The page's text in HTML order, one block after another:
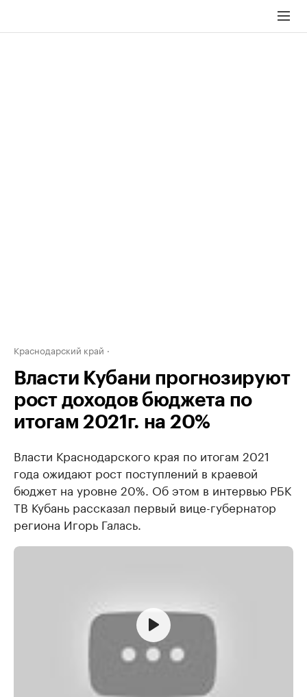
Краснодарский край
Власти Кубани прогнозируют
рост доходов бюджета по
итогам 2021г. на 20%
Власти Краснодарского края по итогам 2021
года ожидают рост поступлений в краевой
бюджет на уровне 20%. Об этом в интервью РБК
ТВ Кубань рассказал первый вице-губернатор
региона Игорь Галась.